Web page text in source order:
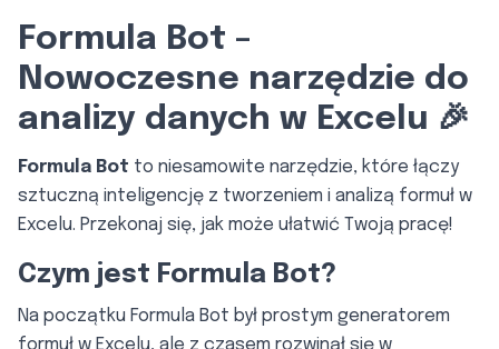
Formula Bot –
Nowoczesne narzędzie do
analizy danych w Excelu 🎉
Formula Bot to niesamowite narzędzie, które łączy
sztuczną inteligencję z tworzeniem i analizą formuł w
Excelu. Przekonaj się, jak może ułatwić Twoją pracę!
Czym jest Formula Bot?
Na początku Formula Bot był prostym generatorem
formuł w Excelu, ale z czasem rozwinął się w